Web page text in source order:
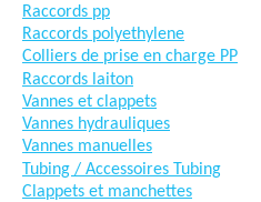
Raccords pp
Raccords polyethylene
Colliers de prise en charge PP
Raccords laiton
Vannes et clappets
Vannes hydrauliques
Vannes manuelles
Tubing / Accessoires Tubing
Clappets et manchettes